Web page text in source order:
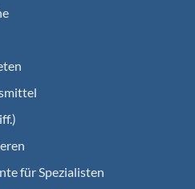
für Spezialisten